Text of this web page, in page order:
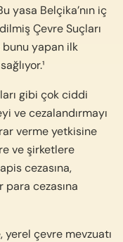
yasa Belçika’nın iç
Çevre Suçları
yapan ilk
gibi çok ciddi
ve cezalandırmayı
verme yetkisine
ve şirketlere
cezasına,
para cezasına
yerel çevre mevzuatı